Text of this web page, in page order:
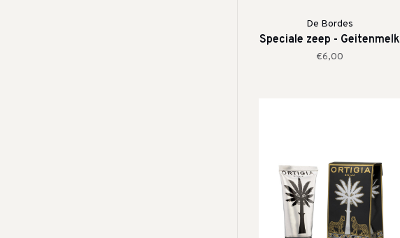
De Bordes
Speciale zeep - Geitenmelk
€6,00